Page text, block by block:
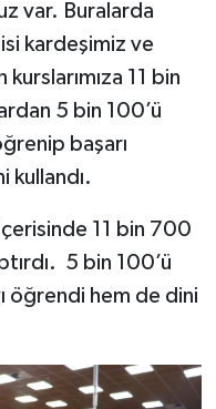
var. Buralarda
kardeşimiz ve
kurslarımıza 11 bin
5 bin 100’ü
başarı
kullandı.
11 bin 700
5 bin 100’ü
öğrendi hem de dini